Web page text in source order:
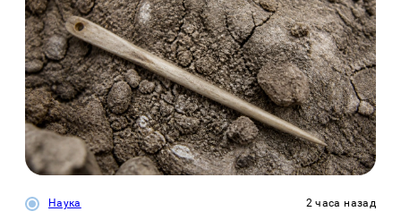
Наука 2 часа назад